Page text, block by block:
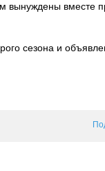
вместе
сезона и